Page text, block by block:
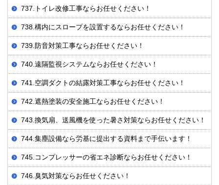
737.トイレ改修工事ならお任せください！
738.構内にスロープを設置するならお任せください！
739.防音対策工事ならお任せください！
740.遠隔監視システムならお任せください！
741.空調ダクトの結露対策工事ならお任せください！
742.遮熱塗装の安全施工ならお任せください！
743.換気扇、送風機を使った暑さ対策ならお任せください！
744.集塵設備なら労基に提出する資料まで手伝います！
745.コンプレッサーの省エネ診断ならお任せください！
746.臭気対策ならお任せください！